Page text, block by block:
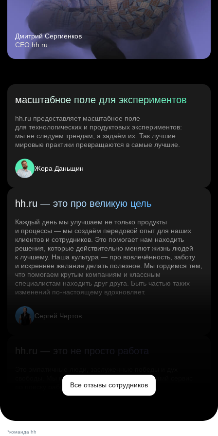
Дмитрий Сергиенков
CEO hh.ru
масштабное поле для экспериментов
hh.ru предоставляет масштабное поле
для технологических и продуктовых экспериментов:
мы не следуем трендам, а задаём их. Так лучшие
мировые практики превращаются в самые лучшие.
Жора Даньщин
hh.ru — это про великую цель
Каждый день мы улучшаем не только продукты
и процессы — мы создаём передовой опыт для наших
клиентов и сотрудников. Это помогает нам находить
решения, которые действительно меняют жизнь людей
к лучшему. Наша культура — про вовлечённость, заботу
и искреннее желание делать полезное. Мы гордимся тем,
что помогаем крутым компаниям и классным
специалистам находить друг друга. Быть частью таких
изменений по‑настоящему вдохновляет.
Сергей Чертов
hh.ru — это не просто работа
свободы. Мы помогаем миру и создаём лучший сервис
по поиску работы в стране.Все отзывы сотрудников
*команда hh